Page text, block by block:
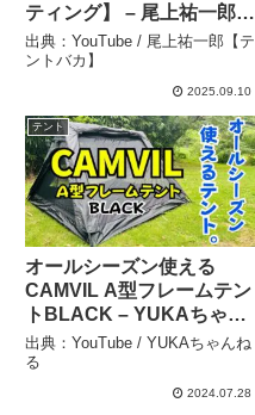
ティング】 – 尾上祐一郎
【テントバカ】
出典：YouTube / 尾上祐一郎【テ
ントバカ】
2025.09.10
テント
オールシーズン使える
CAMVIL A型フレームテン
トBLACK – YUKAちゃん
ねる
出典：YouTube / YUKAちゃんね
る
2024.07.28